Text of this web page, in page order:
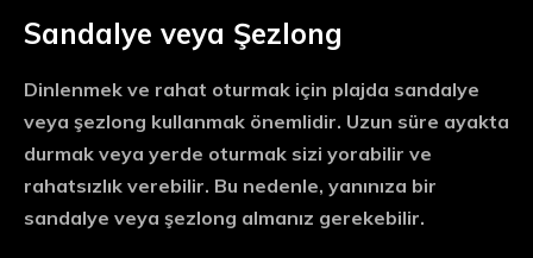
Sandalye veya Şezlong
Dinlenmek ve rahat oturmak için plajda sandalye
veya şezlong kullanmak önemlidir. Uzun süre ayakta
durmak veya yerde oturmak sizi yorabilir ve
rahatsızlık verebilir. Bu nedenle, yanınıza bir
sandalye veya şezlong almanız gerekebilir.